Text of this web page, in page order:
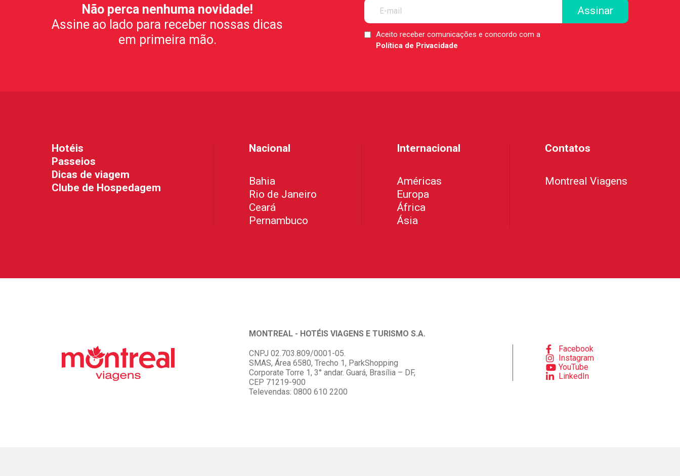
Não perca nenhuma novidade!
Assine ao lado para receber nossas dicas
em primeira mão.
LGPDAceito receber comunicações e concordo com a
Política de Privacidade
Hotéis
Passeios
Dicas de viagem
Clube de Hospedagem
Nacional
Bahia
Rio de Janeiro
Ceará
Pernambuco
Internacional
Américas
Europa
África
Ásia
Contatos
Montreal Viagens
MONTREAL - HOTÉIS VIAGENS E TURISMO S.A.
CNPJ 02.703.809/0001-05.
SMAS, Área 6580, Trecho 1, ParkShopping
Corporate Torre 1, 3° andar. Guará, Brasília – DF,
CEP 71219-900
Televendas: 0800 610 2200
Facebook
Instagram
YouTube
LinkedIn